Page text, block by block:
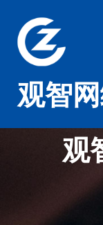
观智
观